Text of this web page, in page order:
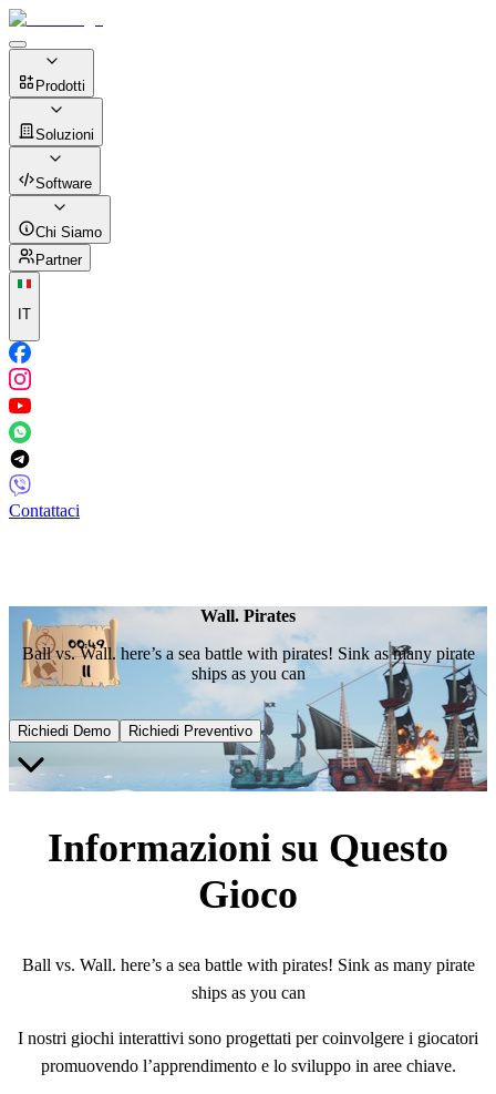
Prodotti
Soluzioni
Software
Chi Siamo
Partner
IT
Contattaci
Wall. Pirates
Ball vs. Wall. here’s a sea battle with pirates! Sink as many pirate
ships as you can
Richiedi Demo Richiedi Preventivo
Informazioni su Questo
Gioco
Ball vs. Wall. here’s a sea battle with pirates! Sink as many pirate
ships as you can
I nostri giochi interattivi sono progettati per coinvolgere i giocatori
promuovendo l’apprendimento e lo sviluppo in aree chiave.